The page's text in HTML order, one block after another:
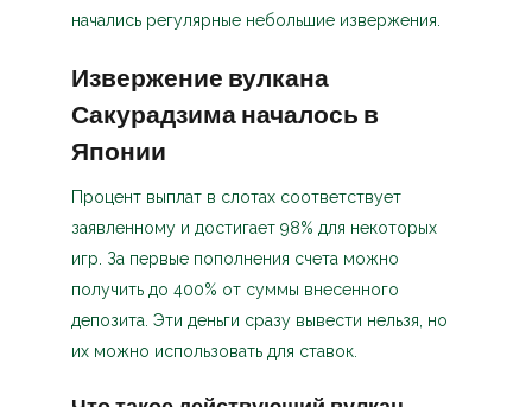
начались регулярные небольшие извержения.
Извержение вулкана
Сакурадзима началось в
Японии
Процент выплат в слотах соответствует
заявленному и достигает 98% для некоторых
игр. За первые пополнения счета можно
получить до 400% от суммы внесенного
депозита. Эти деньги сразу вывести нельзя, но
их можно использовать для ставок.